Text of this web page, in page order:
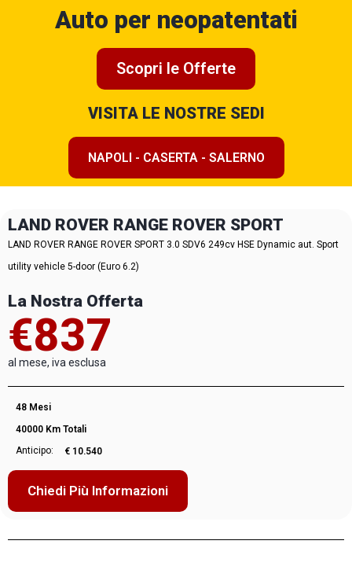
Auto per neopatentati
Scopri le Offerte
VISITA LE NOSTRE SEDI
NAPOLI - CASERTA - SALERNO
LAND ROVER RANGE ROVER SPORT
LAND ROVER RANGE ROVER SPORT 3.0 SDV6 249cv HSE Dynamic aut. Sport
utility vehicle 5-door (Euro 6.2)
La Nostra Offerta
€837
al mese, iva esclusa
48 Mesi
40000 Km Totali
Anticipo:
€ 10.540
Chiedi Più Informazioni